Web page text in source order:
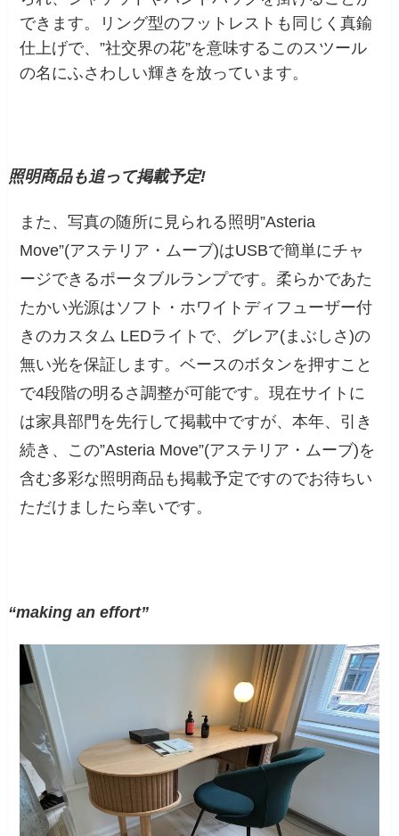
できます。リング型のフットレストも同じく真鍮
仕上げで、”社交界の花”を意味するこのスツール
の名にふさわしい輝きを放っています。
照明商品も追って掲載予定!
また、写真の随所に見られる照明”Asteria
Move”(アステリア・ムーブ)はUSBで簡単にチャ
ージできるポータブルランプです。柔らかであた
たかい光源はソフト・ホワイトディフューザー付
きのカスタム LEDライトで、グレア(まぶしさ)の
無い光を保証します。ベースのボタンを押すこと
で4段階の明るさ調整が可能です。現在サイトに
は家具部門を先行して掲載中ですが、本年、引き
続き、この”Asteria Move”(アステリア・ムーブ)を
含む多彩な照明商品も掲載予定ですのでお待ちい
ただけましたら幸いです。
“making an effort”